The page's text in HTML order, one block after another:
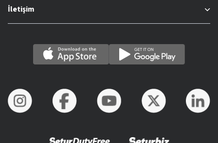
İletişim